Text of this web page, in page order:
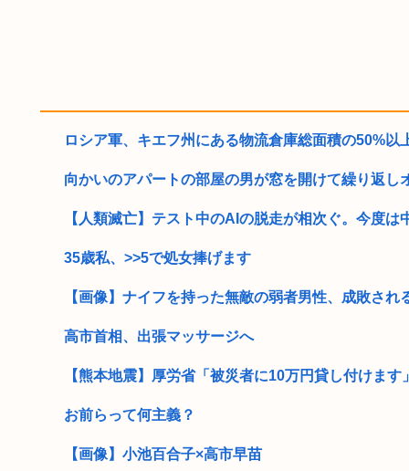
ロシア軍、キエフ州にある物流倉庫総面積の50%以
向かいのアパートの部屋の男が窓を開けて繰り返し
【人類滅亡】テスト中のAIの脱走が相次ぐ。今度は
35歳私、>>5で処女捧げます
【画像】ナイフを持った無敵の弱者男性、成敗され
高市首相、出張マッサージへ
【熊本地震】厚労省「被災者に10万円貸し付けます
お前らって何主義？
【画像】小池百合子×高市早苗